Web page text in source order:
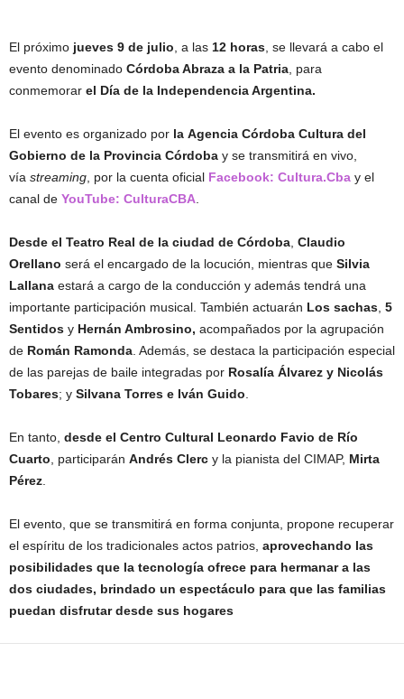
El próximo jueves 9 de julio , a las 12 horas , se llevará a cabo el
evento denominado Córdoba Abraza a la Patria , para
conmemorar el Día de la Independencia Argentina.
El evento es organizado por la Agencia Córdoba Cultura del
Gobierno de la Provincia Córdoba y se transmitirá en vivo,
vía streaming , por la cuenta oficial Facebook: Cultura.Cba y el
canal de YouTube: CulturaCBA
Desde el Teatro Real de la ciudad de Córdoba Claudio
Orellano será el encargado de la locución, mientras que Silvia
Lallana estará a cargo de la conducción y además tendrá una
importante participación musical. También actuarán Los sachas 5
Sentidos y Hernán Ambrosino, acompañados por la agrupación
de Román Ramonda . Además, se destaca la participación especial
de las parejas de baile integradas por Rosalía Álvarez y Nicolás
Tobares; y Silvana Torres e Iván Guido
En tanto, desde el Centro Cultural Leonardo Favio de Río
Cuarto , participarán Andrés Clerc y la pianista del CIMAP, Mirta
Pérez
El evento, que se transmitirá en forma conjunta, propone recuperar
el espíritu de los tradicionales actos patrios, aprovechando las
posibilidades que la tecnología ofrece para hermanar a las
dos ciudades, brindado un espectáculo para que las familias
puedan disfrutar desde sus hogares